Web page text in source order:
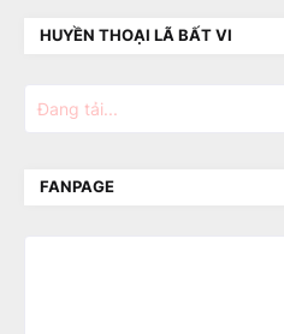
HUYỀN THOẠI LÃ BẤT VI
Đang tải...
FANPAGE